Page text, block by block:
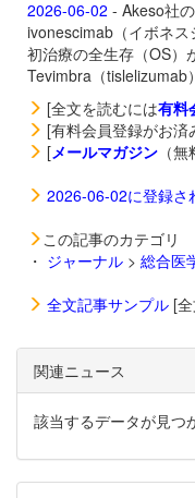
2026-06-02 - Akeso社
ivonescimab（イボネス
初治療の全生存（OS）
Tevimbra（tislelizumab
[全文を読むには有料
[有料会員登録がお済
[メールマガジン （
2026-06-02に登録さ
この記事のカテゴリ
・ ジャーナル > 総合医
全文記事サンプル [
関連ニュース
該当するデータが見つ